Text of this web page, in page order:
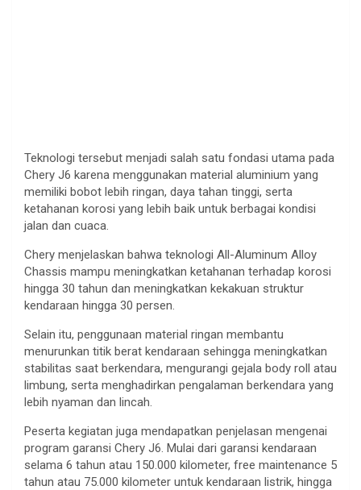
Teknologi tersebut menjadi salah satu fondasi utama pada
Chery J6 karena menggunakan material aluminium yang
memiliki bobot lebih ringan, daya tahan tinggi, serta
ketahanan korosi yang lebih baik untuk berbagai kondisi
jalan dan cuaca.
Chery menjelaskan bahwa teknologi All-Aluminum Alloy
Chassis mampu meningkatkan ketahanan terhadap korosi
hingga 30 tahun dan meningkatkan kekakuan struktur
kendaraan hingga 30 persen.
Selain itu, penggunaan material ringan membantu
menurunkan titik berat kendaraan sehingga meningkatkan
stabilitas saat berkendara, mengurangi gejala body roll atau
limbung, serta menghadirkan pengalaman berkendara yang
lebih nyaman dan lincah.
Peserta kegiatan juga mendapatkan penjelasan mengenai
program garansi Chery J6. Mulai dari garansi kendaraan
selama 6 tahun atau 150.000 kilometer, free maintenance 5
tahun atau 75.000 kilometer untuk kendaraan listrik, hingga